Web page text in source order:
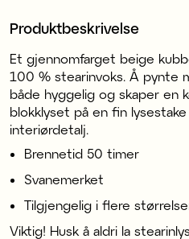
Produktbeskrivelse
Et gjennomfarget beige
100 % stearinvoks. Å pynte
både hyggelig og skaper en
blokklyset på en fin
interiørdetalj.
Brennetid 50 timer
Svanemerket
Tilgjengelig i flere
Viktig! Husk å aldri la